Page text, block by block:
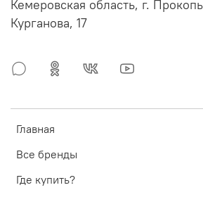
Главная
Все бренды
Где купить?
Кемеровская область, г.
Курганова, 17